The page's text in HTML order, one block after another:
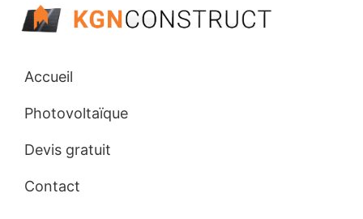
Accueil
Photovoltaïque
Devis gratuit
Contact